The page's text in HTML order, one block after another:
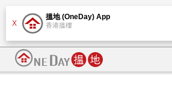
X
搵地 (OneDay) App
香港搵樓